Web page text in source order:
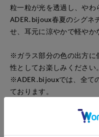
粒一粒が光を透過し、やわ
ADER.bijoux春夏のシグネ
せ、耳元に涼やかで軽やか
※ガラス部分の色の出方に
性としてお楽しみください。
※ADER.bijouxでは、全て
ております。
る作業で、メタルが落ち